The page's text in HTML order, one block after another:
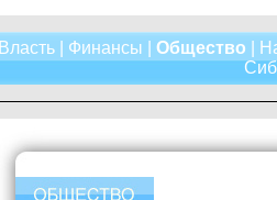
Власть| Финансы Общество